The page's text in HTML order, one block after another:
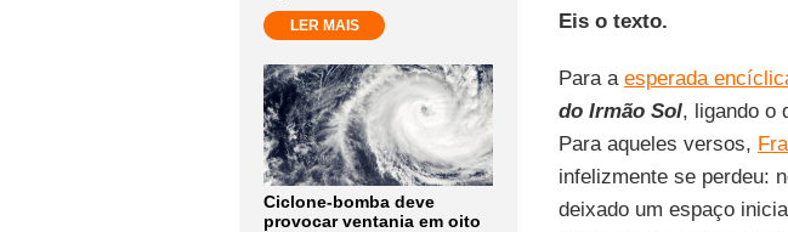
LER MAIS
Ciclone-bomba deve
provocar ventania em oito
Eis o texto.
Para a esperada
do Irmão Sol, ligando o
Para aqueles versos,
infelizmente se perdeu:
deixado um espaço